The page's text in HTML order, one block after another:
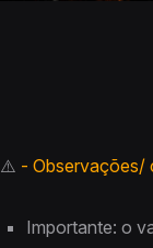
⚠️ - Observações/
Importante: o